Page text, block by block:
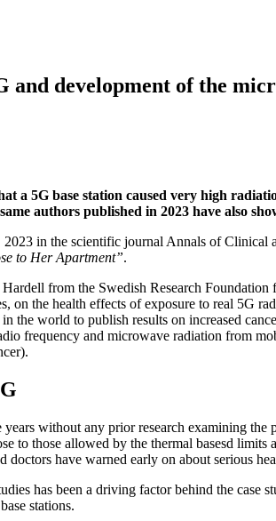
and development of the
a 5G base station caused very high
authors published in 2023 have also
in the scientific journal Annals of Clinical
to Her Apartment”.
from the Swedish Research
on the health effects of exposure to real 5G
the world to publish results on increased
frequency and microwave radiation from
without any prior research examining
to those allowed by the thermal basesd
doctors have warned early on about serious
has been a driving factor behind the
stations.